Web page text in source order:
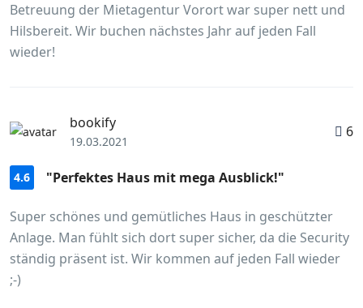
Betreuung der Mietagentur Vorort war super nett und
Hilsbereit. Wir buchen nächstes Jahr auf jeden Fall
wieder!
bookify
19.03.2021
6
4.6 "Perfektes Haus mit mega Ausblick!"
Super schönes und gemütliches Haus in geschützter
Anlage. Man fühlt sich dort super sicher, da die Security
ständig präsent ist. Wir kommen auf jeden Fall wieder
;-)